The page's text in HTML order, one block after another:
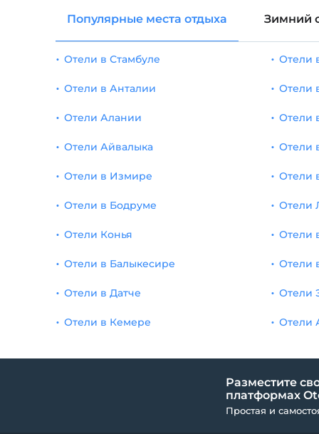
Популярные места отдыха Зимний
Отели в Стамбуле
Отели в Анталии
Отели Алании
Отели Айвалыка
Отели в Измире
Отели
Отели
Отели
Отели
Отели
Отели в Бодруме
Отели Конья
Отели в Балыкесире
Отели в Датче
Отели в Кемере
Отели
Отели
Отели
Отели
Отели
Разместите
платформах
Простая и